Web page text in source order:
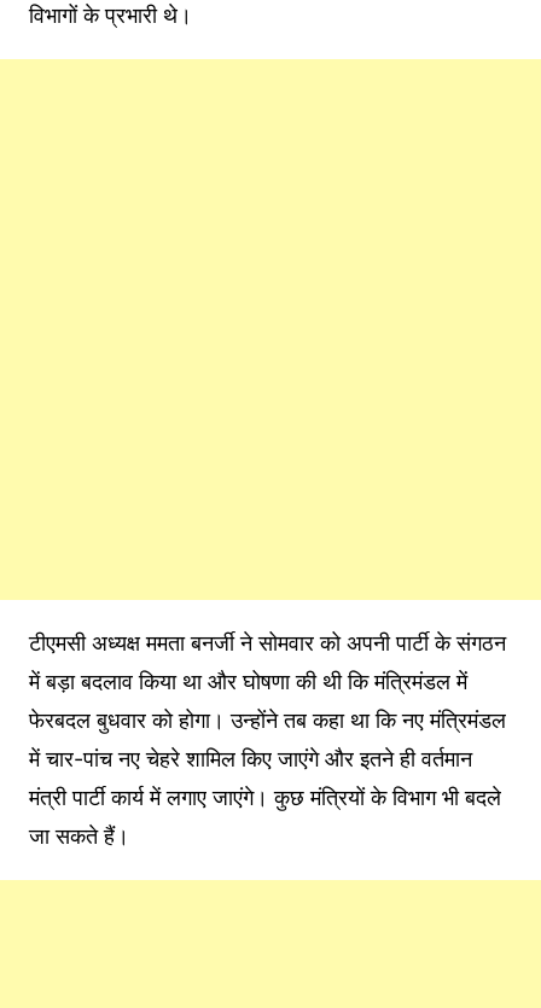
विभागों के प्रभारी थे।
टीएमसी अध्यक्ष ममता बनर्जी ने सोमवार को अपनी पार्टी के संगठन
में बड़ा बदलाव किया था और घोषणा की थी कि मंत्रिमंडल में
फेरबदल बुधवार को होगा। उन्होंने तब कहा था कि नए मंत्रिमंडल
में चार-पांच नए चेहरे शामिल किए जाएंगे और इतने ही वर्तमान
मंत्री पार्टी कार्य में लगाए जाएंगे। कुछ मंत्रियों के विभाग भी बदले
जा सकते हैं।